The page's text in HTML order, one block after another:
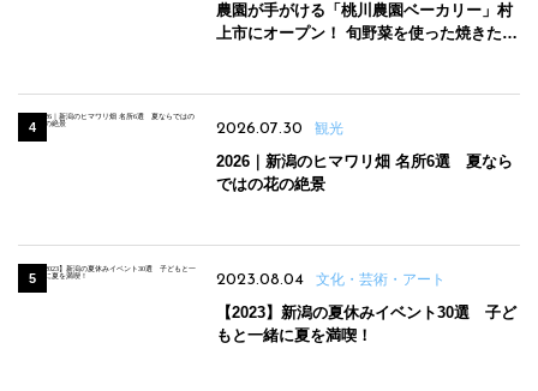
農園が手がける「桃川農園ベーカリー」村
上市にオープン！ 旬野菜を使った焼きたて
2026.07.30 観光
2026｜新潟のヒマワリ畑 名所6選 夏なら
ではの花の絶景
2023.08.04 文化・芸術・アート
【2023】新潟の夏休みイベント30選 子ど
もと一緒に夏を満喫！